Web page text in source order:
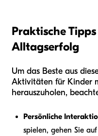
Praktische
Alltagserfolg
Um das Beste aus
Aktivitäten für Kinder
herauszuholen,
Persönliche
spielen, gehen Sie